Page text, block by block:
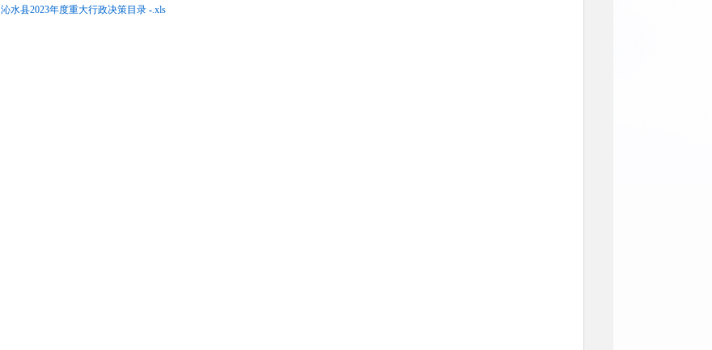
沁水县2023年度重大行政决策目录 -.xls